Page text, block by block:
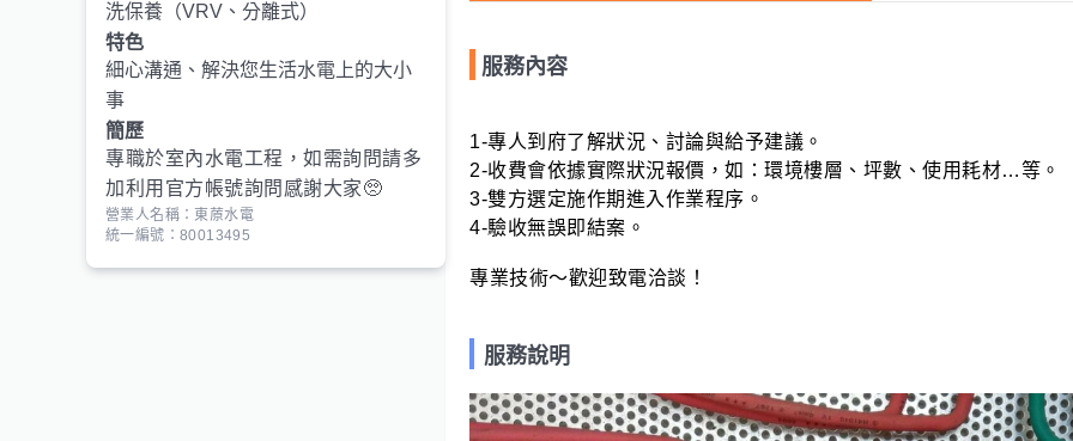
洗保養（VRV、分離式）
特色
細心溝通、解決您生活水電上的大小
事
簡歷
專職於室內水電工程，如需詢問請多
加利用官方帳號詢問感謝大家🥺
營業人名稱：東蒝水電
統一編號：80013495
服務內容
1-專人到府了解狀況、討論與給予建議。
2-收費會依據實際狀況報價，如：環境樓層、坪數、使用耗材…等。
3-雙方選定施作期進入作業程序。
4-驗收無誤即結案。
服務說明